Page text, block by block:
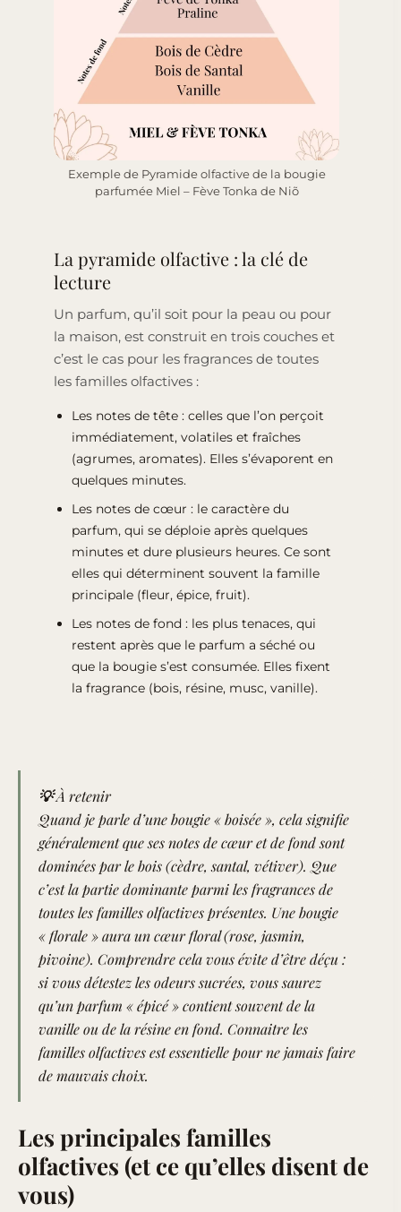
Exemple de Pyramide olfactive de la bougie
parfumée Miel – Fève Tonka de Niõ
La pyramide olfactive : la clé de
lecture
Un parfum, qu’il soit pour la peau ou pour
la maison, est construit en trois couches et
c’est le cas pour les fragrances de toutes
les familles olfactives :
Les notes de tête : celles que l’on perçoit
immédiatement, volatiles et fraîches
(agrumes, aromates). Elles s’évaporent en
quelques minutes.
Les notes de cœur : le caractère du
parfum, qui se déploie après quelques
minutes et dure plusieurs heures. Ce sont
elles qui déterminent souvent la famille
principale (fleur, épice, fruit).
Les notes de fond : les plus tenaces, qui
restent après que le parfum a séché ou
que la bougie s’est consumée. Elles fixent
la fragrance (bois, résine, musc, vanille).
💡 À retenir
Quand je parle d’une bougie « boisée », cela signifie
généralement que ses notes de cœur et de fond sont
dominées par le bois (cèdre, santal, vétiver). Que
c’est la partie dominante parmi les fragrances de
toutes les familles olfactives présentes. Une bougie
« florale » aura un cœur floral (rose, jasmin,
pivoine). Comprendre cela vous évite d’être déçu :
si vous détestez les odeurs sucrées, vous saurez
qu’un parfum « épicé » contient souvent de la
vanille ou de la résine en fond. Connaitre les
familles olfactives est essentielle pour ne jamais faire
de mauvais choix.
Les principales familles
olfactives (et ce qu’elles disent de
vous)